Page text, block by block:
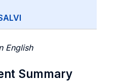
English
Summary